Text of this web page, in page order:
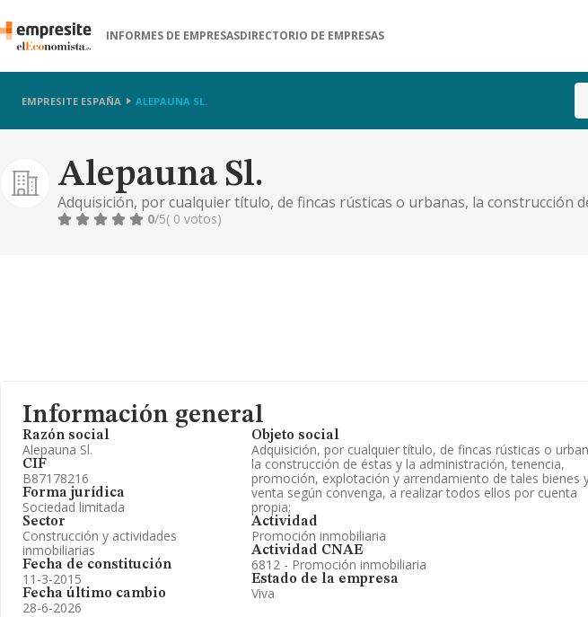
INFORMES DE EMPRESASDIRECTORIO DE EMPRESAS
EMPRESITE ESPAÑA ALEPAUNA SL.
Alepauna Sl.
Adquisición, por cualquier título, de fincas rústicas o urbanas, la construcción
administración, tenencia, promoción, explotación y arrendamiento de tales
0/5( 0 votos)
Información general
Razón social
Alepauna Sl.
CIF
B87178216
Forma jurídica
Sociedad limitada
Sector
Construcción y actividades
inmobiliarias
Fecha de constitución
11-3-2015
Fecha último cambio
28-6-2026
Objeto social
Adquisición, por cualquier título, de fincas rústicas o
la construcción de éstas y la administración, tenencia,
promoción, explotación y arrendamiento de tales bienes
venta según convenga, a realizar todos ellos por cuenta
propia;
Actividad
Promoción inmobiliaria
Actividad CNAE
6812 - Promoción inmobiliaria
Estado de la empresa
Viva